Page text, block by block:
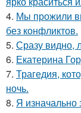
4. Мы прожили
без конфликтов.
5. Сразу видно,
6. Екатерина
7. Трагедия,
ночь.
8. Я